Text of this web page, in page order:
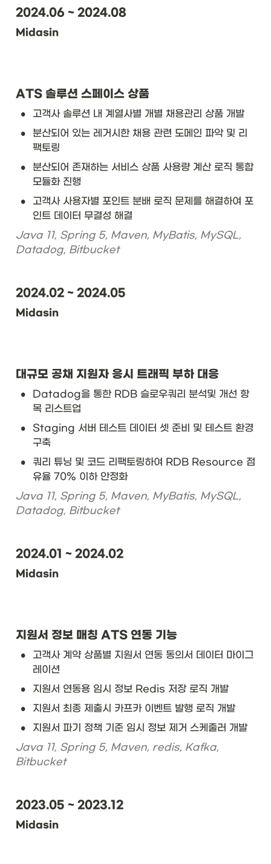
2024.06 ~ 2024.08
Midasin
ATS 솔루션 스페이스 상품
• 고객사 솔루션 내 계열사별 개별 채용관리 상품 개발
•
분산되어 있는 레거시한 채용 관련 도메인 파악 및 리
팩토링
•
분산되어 존재하는 서비스 상품 사용량 계산 로직 통합
모듈화 진행
•
고객사 사용자별 포인트 분배 로직 문제를 해결하여 포
인트 데이터 무결성 해결
Java 11, Spring 5, Maven, MyBatis, MySQL,
Datadog, Bitbucket
2024.02 ~ 2024.05
Midasin
대규모 공채 지원자 응시 트래픽 부하 대응
•
Datadog을 통한 RDB 슬로우쿼리 분석및 개선 항
목 리스트업
•
Staging 서버 테스트 데이터 셋 준비 및 테스트 환경
구축
•
쿼리 튜닝 및 코드 리팩토링하여 RDB Resource 점
유율 70% 이하 안정화
Java 11, Spring 5, Maven, MyBatis, MySQL,
Datadog, Bitbucket
2024.01 ~ 2024.02
Midasin
지원서 정보 매칭 ATS 연동 기능
•
고객사 계약 상품별 지원서 연동 동의서 데이터 마이그
레이션
• 지원서 연동용 임시 정보 Redis 저장 로직 개발
• 지원서 최종 제출시 카프카 이벤트 발행 로직 개발
•
지원서 파기 정책 기준 임시 정보 제거 스케줄러 개발
Java 11, Spring 5, Maven, redis, Kafka,
Bitbucket
2023.05 ~ 2023.12
Midasin